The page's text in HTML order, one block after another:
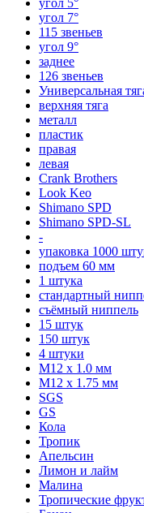
угол 5°
угол 7°
115 звеньев
угол 9°
заднее
126 звеньев
Универсальная
верхняя тяга
металл
пластик
правая
левая
Crank Brothers
Look Keo
Shimano SPD
Shimano SPD-SL
-
упаковка 1000
подъем 60 мм
1 штука
стандартный
съёмный ниппель
15 штук
150 штук
4 штуки
М12 x 1.0 мм
М12 x 1.75 мм
SGS
GS
Кола
Тропик
Апельсин
Лимон и лайм
Малина
Тропические